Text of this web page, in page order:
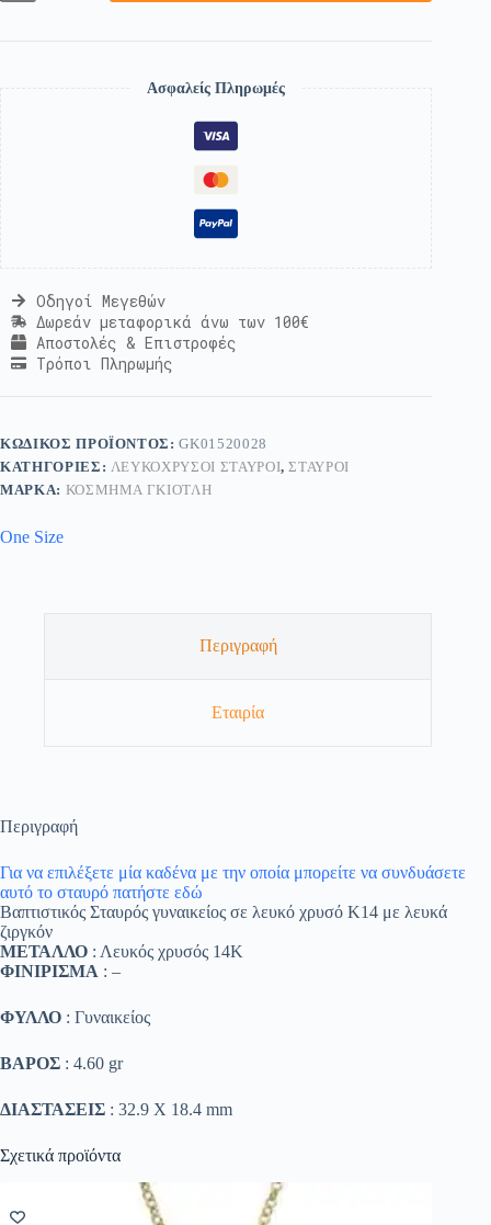
Ασφαλείς Πληρωμές
Οδηγοί Μεγεθών
Δωρεάν μεταφορικά άνω των 100€
Αποστολές & Επιστροφές
Τρόποι Πληρωμής
ΚΩΔΙΚΌΣ ΠΡΟΪΌΝΤΟΣ:GK01520028
ΚΑΤΗΓΟΡΊΕΣ: ΛΕΥΚΌΧΡΥΣΟΙ ΣΤΑΥΡΟΊ,ΣΤΑΥΡΟΊ
ΜΆΡΚΑ: ΚΟΣΜΗΜΑ ΓΚΙΟΤΛΗ
One Size
Περιγραφή
Εταιρία
Περιγραφή
Για να επιλέξετε μία καδένα με την οποία μπορείτε να συνδυάσετε
αυτό το σταυρό πατήστε εδώ
Βαπτιστικός Σταυρός γυναικείος σε λευκό χρυσό Κ14 με λευκά
ζιργκόν
ΜΕΤΑΛΛΟ : Λευκός χρυσός 14K
ΦΙΝΙΡΙΣΜΑ : –
ΦΥΛΛΟ : Γυναικείος
ΒΑΡΟΣ : 4.60 gr
ΔΙΑΣΤΑΣΕΙΣ : 32.9 Χ 18.4 mm
Σχετικά προϊόντα